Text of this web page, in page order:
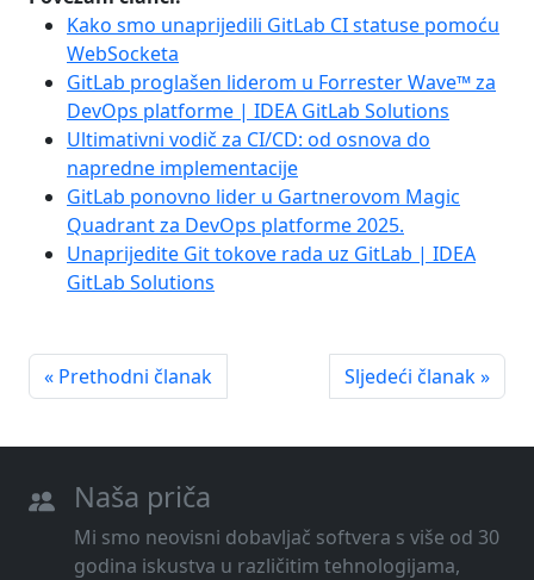
Kako smo unaprijedili GitLab CI statuse pomoću
WebSocketa
GitLab proglašen liderom u Forrester Wave™ za
DevOps platforme | IDEA GitLab Solutions
Ultimativni vodič za CI/CD: od osnova do
napredne implementacije
GitLab ponovno lider u Gartnerovom Magic
Quadrant za DevOps platforme 2025.
Unaprijedite Git tokove rada uz GitLab | IDEA
GitLab Solutions
« Prethodni članak Sljedeći članak »
Naša priča
Mi smo neovisni dobavljač softvera s više od 30
godina iskustva u različitim tehnologijama,